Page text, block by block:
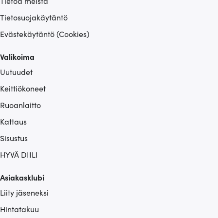
Tietosuojakäytäntö
Evästekäytäntö (Cookies)
Valikoima
Uutuudet
Keittiökoneet
Ruoanlaitto
Kattaus
Sisustus
HYVÄ DIILI
Asiakasklubi
Liity jäseneksi
Hintatakuu